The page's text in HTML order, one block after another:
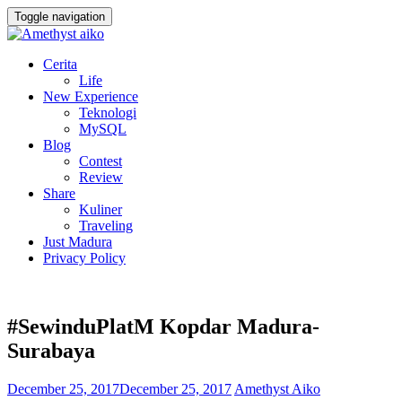
Toggle navigation
Cerita
Life
New Experience
Teknologi
MySQL
Blog
Contest
Review
Share
Kuliner
Traveling
Just Madura
Privacy Policy
#SewinduPlatM Kopdar Madura-
Surabaya
December 25, 2017December 25, 2017 Amethyst Aiko